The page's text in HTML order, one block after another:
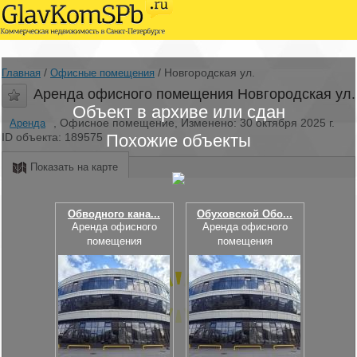
Объект в архиве или сдан
Похожие объекты
Обводного кана...
Аренда офисного
помещения
Обуховской Обо...
Аренда офисного
помещения
Главная / Офисные помещения / Новгородская ул.
Аренда офисного помещения Новгородская ул.
Аренда
, Офисное помещение, Изменено: 30 октября 2025 г.
ID объекта: 189575
Показать на карте